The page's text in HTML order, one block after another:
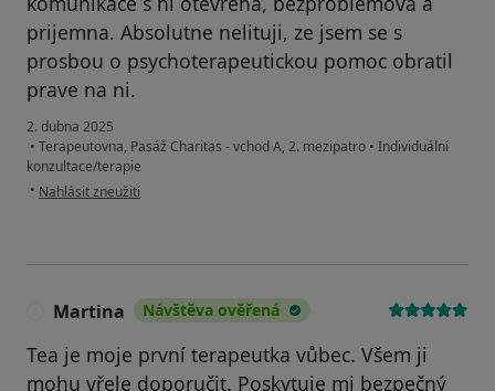
prijemna. Absolutne nelituji, ze jsem se s
prosbou o psychoterapeutickou pomoc obratil
prave na ni.
2. dubna 2025
• Terapeutovna, Pasáž Charitas - vchod A, 2. mezipatro • Individuální
konzultace/terapie
• podle názoru uživatele Pavel
Nahlásit zneužití
Martina Návštěva ověřená
Tea je moje první terapeutka vůbec. Všem ji
mohu vřele doporučit. Poskytuje mi bezpečný